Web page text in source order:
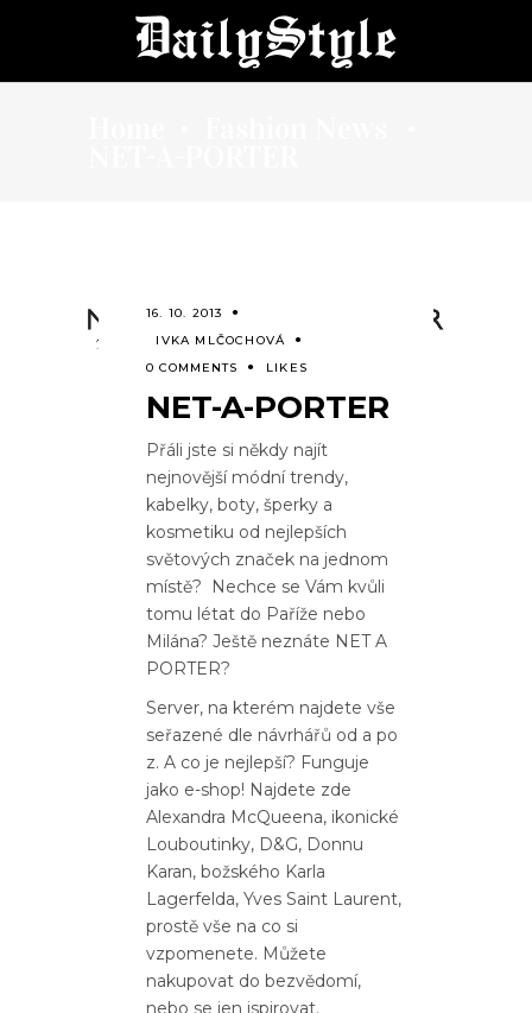
16. 10. 2013
IVKA MLČOCHOVÁ
0 COMMENTS
LIKES
NET-A-PORTER
Přáli jste si někdy najít
nejnovější módní trendy,
kabelky, boty, šperky a
kosmetiku od nejlepších
světových značek na jednom
místě? Nechce se Vám kvůli
tomu létat do Paříže nebo
Milána? Ještě neznáte NET A
PORTER?
Server, na kterém najdete vše
seřazené dle návrhářů od a po
z. A co je nejlepší? Funguje
jako e-shop! Najdete zde
Alexandra McQueena, ikonické
Louboutinky, D&G, Donnu
Karan, božského Karla
Lagerfelda, Yves Saint Laurent,
prostě vše na co si
vzpomenete. Můžete
nakupovat do bezvědomí,
nebo se jen ispirovat.